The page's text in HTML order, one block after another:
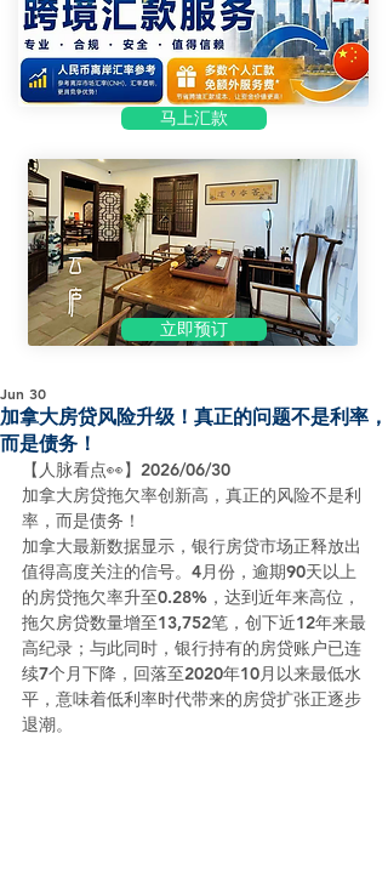
马上汇款
立即预订
加拿大房贷风险升级！真正的问题不是利率，
而是债务！
Jun 30
【人脉看点👀】2026/06/30
加拿大房贷拖欠率创新高，真正的风险不是利
率，而是债务！
加拿大最新数据显示，银行房贷市场正释放出
值得高度关注的信号。4月份，逾期90天以上
的房贷拖欠率升至0.28%，达到近年来高位，
拖欠房贷数量增至13,752笔，创下近12年来最
高纪录；与此同时，银行持有的房贷账户已连
续7个月下降，回落至2020年10月以来最低水
平，意味着低利率时代带来的房贷扩张正逐步
退潮。